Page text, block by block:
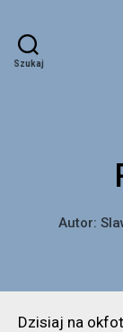
Szukaj
Autor:
Dzisiaj na